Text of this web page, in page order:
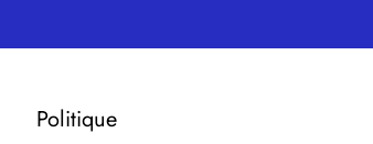
Politique